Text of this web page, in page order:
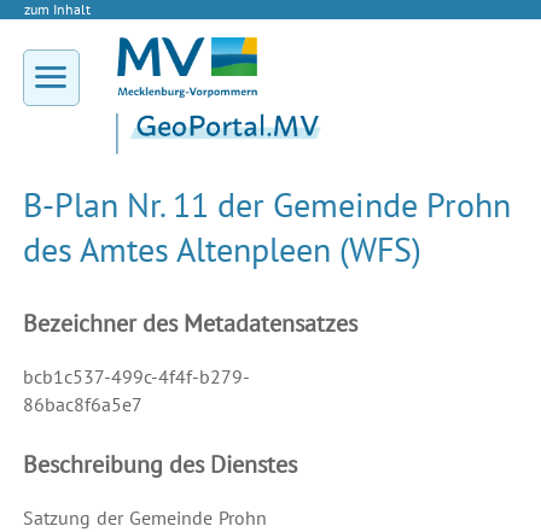
zum Inhalt
B-Plan Nr. 11 der Gemeinde Prohn
des Amtes Altenpleen (WFS)
Bezeichner des Metadatensatzes
bcb1c537-499c-4f4f-b279-
86bac8f6a5e7
Beschreibung des Dienstes
Satzung der Gemeinde Prohn